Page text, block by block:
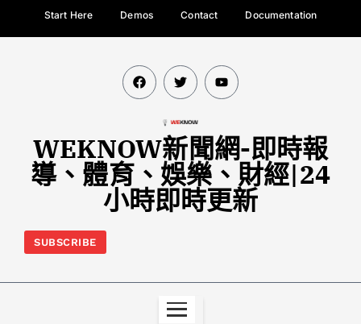
Start Here Demos Contact Documentation
WEKNOW新聞網-即時報
導、體育、娛樂、財經|24
小時即時更新
SUBSCRIBE